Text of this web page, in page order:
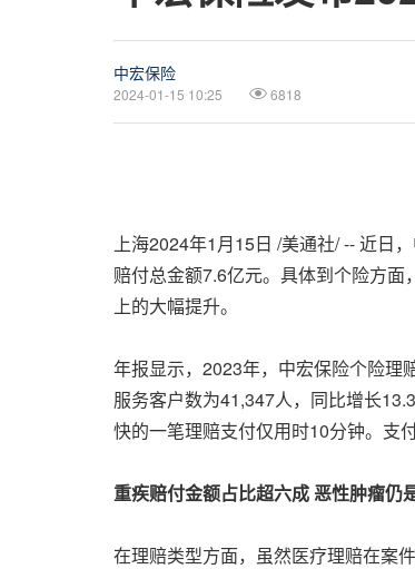
中宏保险
2024-01-15 10:25 6818
上海2024年1月15日 /美通社/ -- 近日
赔付总金额7.6亿元。具体到个险方
上的大幅提升。
年报显示，2023年，中宏保险个险理
服务客户数为41,347人，同比增长
快的一笔理赔支付仅用时10分钟。支
重疾赔付金额占比超六成 恶性肿瘤仍
在理赔类型方面，虽然医疗理赔在案